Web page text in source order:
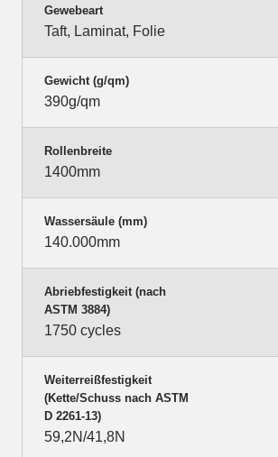
Gewebeart
Taft, Laminat, Folie
Gewicht (g/qm)
390g/qm
Rollenbreite
1400mm
Wassersäule (mm)
140.000mm
Abriebfestigkeit (nach
ASTM 3884)
1750 cycles
Weiterreißfestigkeit
(Kette/Schuss nach ASTM
D 2261-13)
59,2N/41,8N